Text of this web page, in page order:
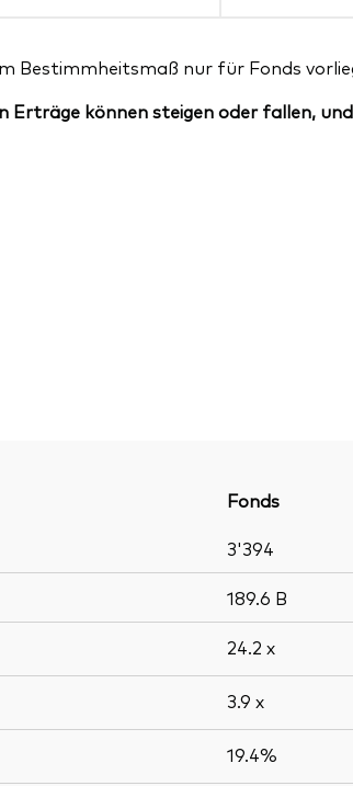
Bestimmheitsmaß nur für Fonds
Erträge können steigen oder fallen,
Fonds
3'394
189.6 B
24.2 x
3.9 x
19.4%